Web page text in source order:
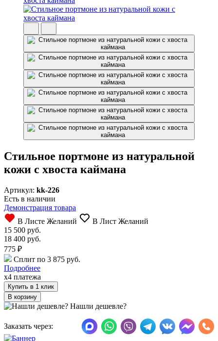
Стильное портмоне из натуральной
кожи с хвоста каймана
Артикул: kk-226
Есть в наличии
Демонстрация товара
В Листе Желаний
В Лист Желаний
15 500 руб.
18 400 руб.
775 ₽
Сплит по 3 875 руб.
Подробнее
x4 платежа
Купить в 1 клик
Нашли дешевле?
Заказать через: